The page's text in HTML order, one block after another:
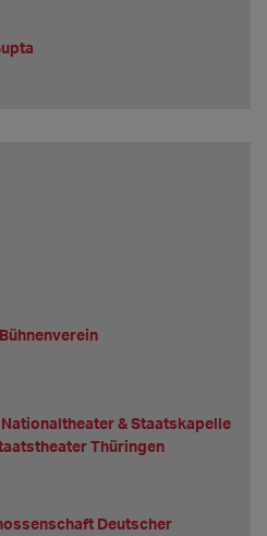
& Staatskapelle
Thüringen
Deutscher